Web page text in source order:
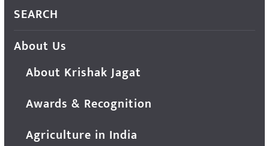
SEARCH
About Us
About Krishak Jagat
Awards & Recognition
Agriculture in India